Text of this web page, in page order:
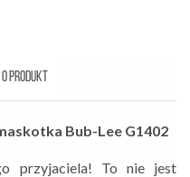
PRODUKT
Bub-Lee G1402
przyjaciela! To nie jest